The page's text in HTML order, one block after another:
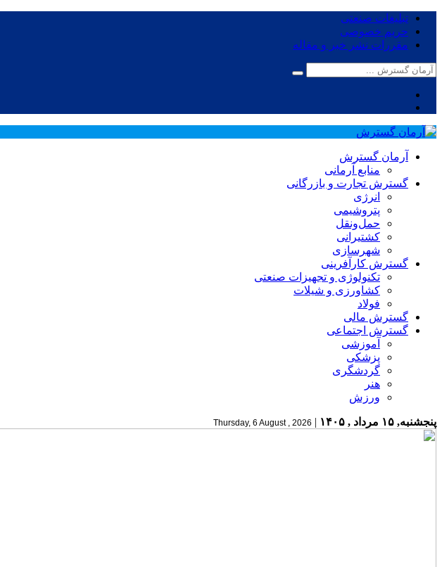
تبلیغات صنعتی
حریم خصوصی
مقررات نشر خبر و مقاله
آرمان گسترش
منابع آرمانی
گسترش تجارت و بازرگانی
انرژی
پتروشیمی
حمل‌و‌نقل
کشتیرانی
شهرسازی
گسترش کارآفرینی
تکنولوژی و تجهیزات صنعتی
کشاورزی و شیلات
فولاد
گسترش مالی
گسترش اجتماعی
آموزشی
پزشکی
گردشگری
هنر
ورزش
پنجشنبه, ۱۵ مرداد , ۱۴۰۵ |
Thursday, 6 August , 2026